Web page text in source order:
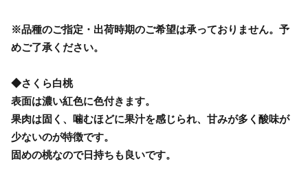
※品種のご指定・出荷時期のご希望は承っておりません。予
めご了承ください。
◆さくら白桃
表面は濃い紅色に色付きます。
果肉は固く、噛むほどに果汁を感じられ、甘みが多く酸味が
少ないのが特徴です。
固めの桃なので日持ちも良いです。